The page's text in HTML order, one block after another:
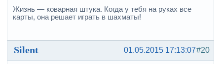
Жизнь — коварная штука. Когда у тебя на руках все
карты, она решает играть в шахматы!
#20
01.05.2015 17:13:07
Silent